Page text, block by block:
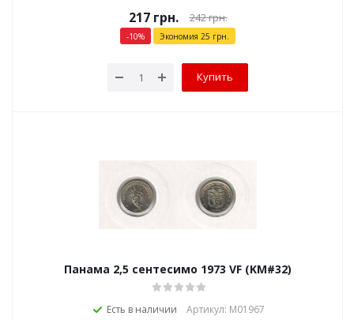
217грн. 242грн.
-10% Экономия 25 грн.
Купить
Панама 2,5 сентесимо 1973 VF (KM#32)
Есть в наличии Артикул: М01967